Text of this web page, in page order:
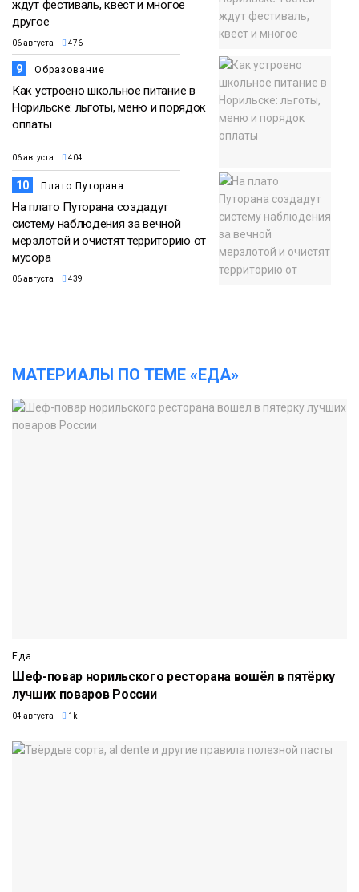
ждут фестиваль, квест и многое
другое
06 августа 476
9 Образование
Как устроено школьное питание в
Норильске: льготы, меню и порядок
оплаты
06 августа 404
10 Плато Путорана
На плато Путорана создадут
систему наблюдения за вечной
мерзлотой и очистят территорию от
мусора
06 августа 439
МАТЕРИАЛЫ ПО ТЕМЕ «ЕДА»
Еда
Шеф-повар норильского ресторана вошёл в пятёрку
лучших поваров России
04 августа 1k